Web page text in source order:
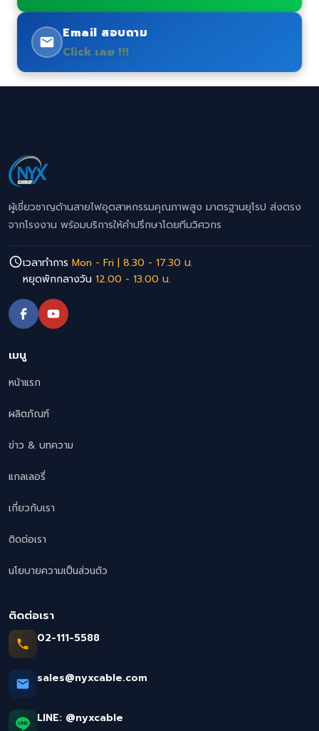
Email สอบถาม
Click เลย !!!
ผู้เชี่ยวชาญด้านสายไฟอุตสาหกรรมคุณภาพสูง มาตรฐานยุโรป ส่งตรง
จากโรงงาน พร้อมบริการให้คำปรึกษาโดยทีมวิศวกร
เวลาทำการ Mon - Fri | 8.30 - 17.30 น.
หยุดพักกลางวัน 12.00 - 13.00 น.
เมนู
หน้าแรก
ผลิตภัณฑ์
ข่าว & บทความ
แกลเลอรี่
เกี่ยวกับเรา
ติดต่อเรา
นโยบายความเป็นส่วนตัว
ติดต่อเรา
02-111-5588
sales@nyxcable.com
LINE: @nyxcable